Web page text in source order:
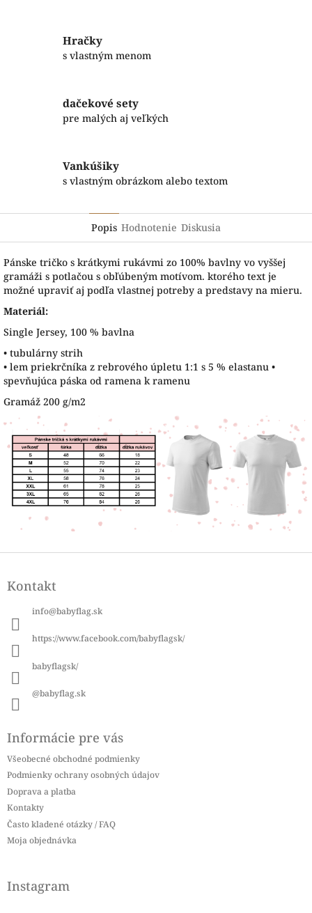
Hračky
s vlastným menom
dačekové sety
pre malých aj veľkých
Vankúšiky
s vlastným obrázkom alebo textom
Popis Hodnotenie Diskusia
Pánske tričko s krátkymi rukávmi zo 100% bavlny vo vyššej
gramáži s potlačou s obľúbeným motívom. ktorého text je
možné upraviť aj podľa vlastnej potreby a predstavy na mieru.
Materiál:
Single Jersey, 100 % bavlna
• tubulárny strih
• lem priekrčníka z rebrového úpletu 1:1 s 5 % elastanu •
spevňujúca páska od ramena k ramenu
Gramáž 200 g/m2
Z
pKontakt
info@babyflag.sk
https://www.facebook.com/babyflagsk/
babyflagsk/
@babyflag.sk
Informácie pre vás
Všeobecné obchodné podmienky
Podmienky ochrany osobných údajov
Doprava a platba
Kontakty
Často kladené otázky / FAQ
Moja objednávka
Instagram